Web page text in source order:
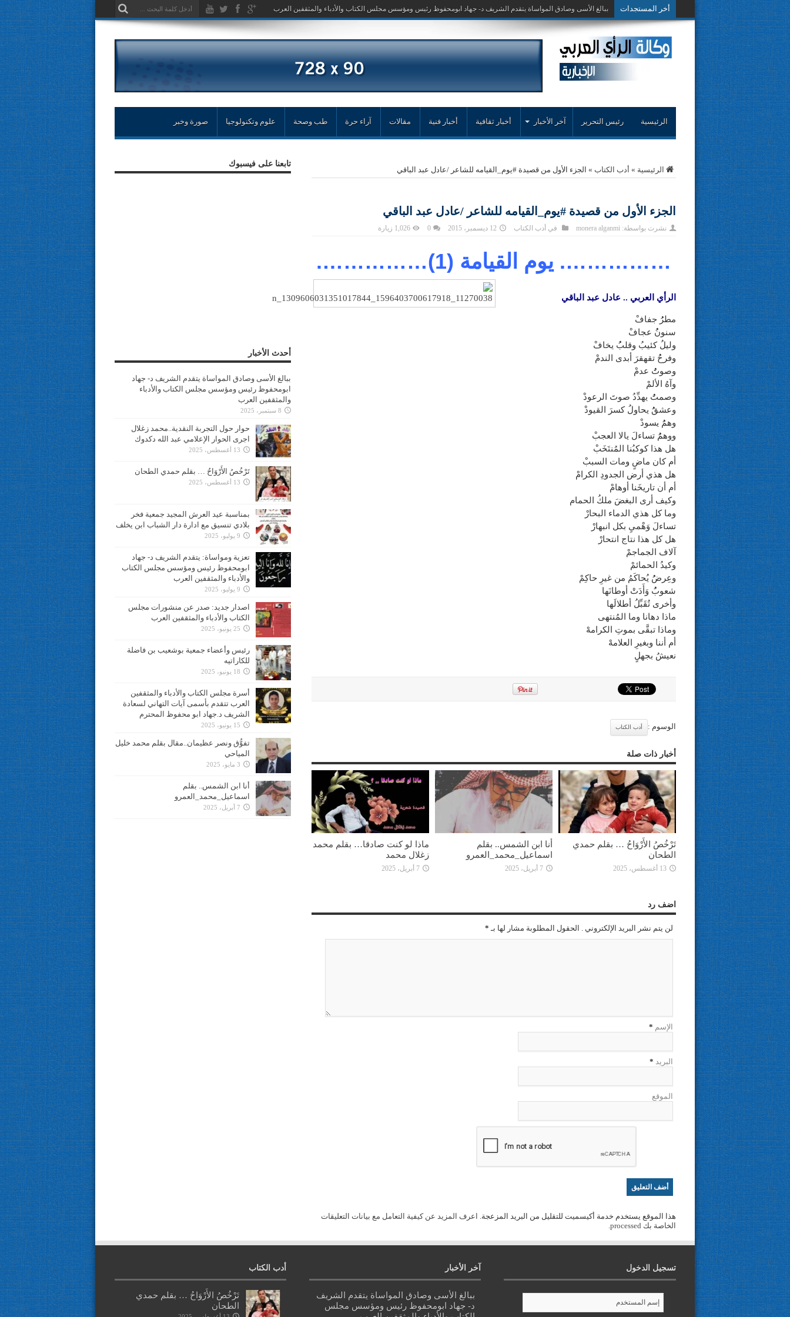
أخر المستجدات حوار حول التجربة
الرئيسية رئيس التحرير آخر الأخبار أخبار ثقافية أخبار فنية مقالات آراء حرة طب وصحة علوم وتكنولوجيا صورة وخبر
الرئيسية » أدب الكتاب » الجزء الأول من قصيدة ‫#‏يوم_القيامه‬ للشاعر /عادل عبد الباقي
الجزء الأول من قصيدة ‫#‏يوم_القيامه‬ للشاعر /عادل عبد الباقي
نشرت بواسطة:monera alganmi في أدب الكتاب 12 ديسمبر، 2015 0 1,026 زيارة
……………. يوم القيامة (1)…………….
الرأي العربي .. عادل عبد الباقي
مطرُُ جفافْ
سنونُُ عجافْ
وليلُ كئيبُ وقلبُُ يخافْ
وفرحُُ تقهقرَ أبدى الندمْ
وصوتُُ عدمْ
وآهُ الألمْ
وصمتُُ يهدِّدُ صوتَ الرعودْ
وعشقُُ يحاولُ كسرَ القيودْ
وهمُُ يسودْ
ووهمُُ تساءلَ يالا العجبْ
هل هذا كوكبُنا المُنتَخَبْ
أم كان ماضٍ ومات السببْ
هل هذي أرض الجدودِ الكرامْ
أم أن تاريخَنا أوهامْ
وكيف أرى البغضَ ملكُ الحمام
وما كل هذي الدماء البحارْ
تساءلَ وَهْميِ بكل انبهارْ
هل كل هذا نتاج انتحارْ
آلاف الجماجمْ
وكيدُ الحمائمْ
وعِرضُُ يُحاكَمُ من غيرِ حاكِمْ
شعوبُُ وَأَدَتْ أوطانَها
وأخرى تُقَبِّلُ أطلالَها
ماذا دهانا وما المُنتهى
وماذا تبقَّى بموتِ الكرامهْ
أم أننا وبغيرِ العلامهْ
نعيشُ بجهلٍ
الوسوم : أدب الكتاب
أخبار ذات صلة
تَرْخُصُ الأَرْوَاحُ … بقلم حمدي
الطحان
13 أغسطس، 2025
أنا ابن الشمس.. بقلم
اسماعيل_محمد_العمرو
7 أبريل، 2025
ماذا لو كنت صادقا… بقلم محمد
زغلال محمد
7 أبريل، 2025
اضف رد
لن يتم نشر البريد الإلكتروني . الحقول المطلوبة مشار لها بـ *
الإسم *
البريد *
الموقع
هذا الموقع يستخدم خدمة أكيسميت للتقليل من البريد المزعجة. اعرف المزيد عن كيفية التعامل مع بيانات التعليقات
الخاصة بك processed
.
تابعنا على فيسبوك
أحدث الأخبار
ببالغ الأسى وصادق المواساة يتقدم الشريف د- جهاد
ابومحفوظ رئيس ومؤسس مجلس الكتاب والأدباء
والمثقفين العرب
8 سبتمبر، 2025
حوار حول التجربة النقدية..محمد زغلال
اجرى الحوار الإعلامي عبد الله دكدوك
13 أغسطس، 2025
تَرْخُصُ الأَرْوَاحُ … بقلم حمدي الطحان
13 أغسطس، 2025
بمناسبة عيد العرش المجيد جمعية فخر
بلادي تنسيق مع ادارة دار الشباب ابن يخلف
9 يوليو، 2025
تعزية ومواساة: يتقدم الشريف د- جهاد
ابومحفوظ رئيس ومؤسس مجلس الكتاب
والأدباء والمثقفين العرب
9 يوليو، 2025
اصدار جديد: صدر عن منشورات مجلس
الكتاب والأدباء والمثقفين العرب
25 يونيو، 2025
رئيس وأعضاء جمعية بوشعيب بن فاضلة
للكاراتيه
18 يونيو، 2025
أسرة مجلس الكتاب والأدباء والمثقفين
العرب تتقدم بأسمى آيات التهاني لسعادة
الشريف د.جهاد ابو محفوظ المحترم
15 يونيو، 2025
تفوُّق ونصر عظيمان..مقال بقلم محمد خليل
المياحي
3 مايو، 2025
أنا ابن الشمس.. بقلم
اسماعيل_محمد_العمرو
7 أبريل، 2025
تسجيل الدخول آخر الأخبار
ببالغ الأسى وصادق المواساة يتقدم الشريف
د- جهاد ابومحفوظ رئيس ومؤسس مجلس
أدب الكتاب
تَرْخُصُ الأَرْوَاحُ … بقلم حمدي
الطحان